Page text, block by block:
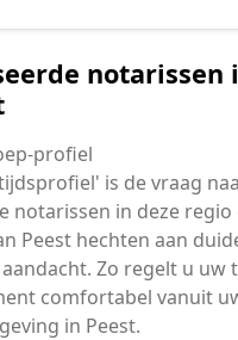
notarissen
profiel
is de vraag
notarissen in deze
Peest hechten aan
Zo regelt u uw
comfortabel vanuit
in Peest.